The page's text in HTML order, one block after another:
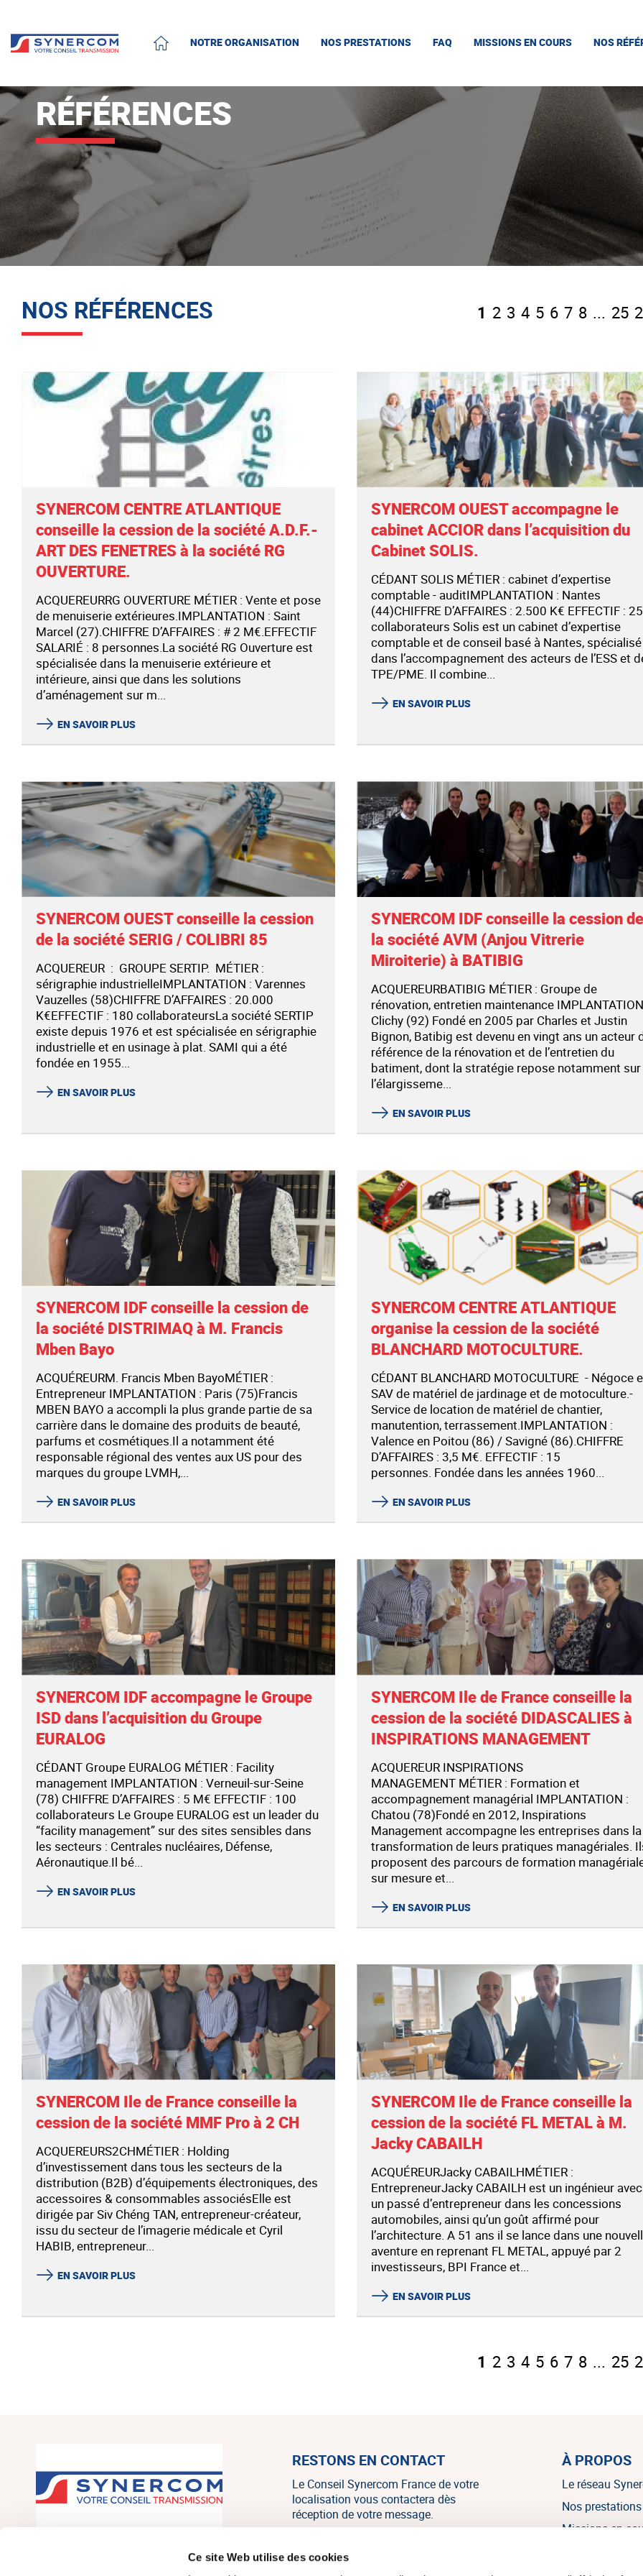
Ce site Web utilise des cookies
ACCUEIL
NOTRE ORGANISATION NOS PRESTATIONS FAQ MISSIONS EN COURS NOS
RÉFÉRENCES
NOS RÉFÉRENCES 1 2 3 4 5 6 7 8 ... 25
SYNERCOM CENTRE ATLANTIQUE
conseille la cession de la société A.D.F.-
ART DES FENETRES à la société RG
OUVERTURE.
ACQUEREURRG OUVERTURE MÉTIER : Vente et pose
de menuiserie extérieures.IMPLANTATION : Saint
Marcel (27).CHIFFRE D’AFFAIRES : # 2 M€.EFFECTIF
SALARIÉ : 8 personnes.La société RG Ouverture est
spécialisée dans la menuiserie extérieure et
intérieure, ainsi que dans les solutions
d’aménagement sur m...
EN SAVOIR PLUS
SYNERCOM OUEST accompagne le
cabinet ACCIOR dans l’acquisition du
Cabinet SOLIS.
CÉDANT SOLIS MÉTIER : cabinet d’expertise
comptable - auditIMPLANTATION : Nantes
(44)CHIFFRE D’AFFAIRES : 2.500 K€ EFFECTIF : 25
collaborateurs Solis est un cabinet d’expertise
comptable et de conseil basé à Nantes, spécialisé
dans l’accompagnement des acteurs de l’ESS et
TPE/PME. Il combine...
EN SAVOIR PLUS
SYNERCOM OUEST conseille la cession
de la société SERIG / COLIBRI 85
ACQUEREUR : GROUPE SERTIP. MÉTIER :
sérigraphie industrielleIMPLANTATION : Varennes
Vauzelles (58)CHIFFRE D’AFFAIRES : 20.000
K€EFFECTIF : 180 collaborateursLa société SERTIP
existe depuis 1976 et est spécialisée en sérigraphie
industrielle et en usinage à plat. SAMI qui a été
fondée en 1955...
EN SAVOIR PLUS
SYNERCOM IDF conseille la cession de
la société AVM (Anjou Vitrerie
Miroiterie) à BATIBIG
ACQUEREURBATIBIG MÉTIER : Groupe de
rénovation, entretien maintenance
Clichy (92) Fondé en 2005 par Charles et Justin
Bignon, Batibig est devenu en vingt ans un acteur
référence de la rénovation et de l’entretien du
batiment, dont la stratégie repose notamment sur
l’élargisseme...
EN SAVOIR PLUS
SYNERCOM IDF conseille la cession de
la société DISTRIMAQ à M. Francis
Mben Bayo
ACQUÉREURM. Francis Mben BayoMÉTIER :
Entrepreneur IMPLANTATION : Paris (75)Francis
MBEN BAYO a accompli la plus grande partie de sa
carrière dans le domaine des produits de beauté,
parfums et cosmétiques.Il a notamment été
responsable régional des ventes aux US pour des
marques du groupe LVMH,...
EN SAVOIR PLUS
SYNERCOM CENTRE ATLANTIQUE
organise la cession de la société
BLANCHARD MOTOCULTURE.
CÉDANT BLANCHARD MOTOCULTURE - Négoce
SAV de matériel de jardinage et de motoculture.-
Service de location de matériel de chantier,
manutention, terrassement.IMPLANTATION :
Valence en Poitou (86) / Savigné (86).CHIFFRE
D’AFFAIRES : 3,5 M€. EFFECTIF : 15
personnes. Fondée dans les années 1960...
EN SAVOIR PLUS
SYNERCOM IDF accompagne le Groupe
ISD dans l’acquisition du Groupe
EURALOG
CÉDANT Groupe EURALOG MÉTIER : Facility
management IMPLANTATION : Verneuil-sur-Seine
(78) CHIFFRE D’AFFAIRES : 5 M€ EFFECTIF : 100
collaborateurs Le Groupe EURALOG est un leader du
“facility management” sur des sites sensibles dans
les secteurs : Centrales nucléaires, Défense,
Aéronautique.Il bé...
EN SAVOIR PLUS
SYNERCOM Ile de France conseille la
cession de la société DIDASCALIES à
INSPIRATIONS MANAGEMENT
ACQUEREUR INSPIRATIONS
MANAGEMENT MÉTIER : Formation et
accompagnement managérial IMPLANTATION :
Chatou (78)Fondé en 2012, Inspirations
Management accompagne les entreprises dans la
transformation de leurs pratiques managériales.
proposent des parcours de formation
sur mesure et...
EN SAVOIR PLUS
SYNERCOM Ile de France conseille la
cession de la société MMF Pro à 2 CH
ACQUEREURS2CHMÉTIER : Holding
d’investissement dans tous les secteurs de la
distribution (B2B) d’équipements électroniques, des
accessoires & consommables associésElle est
dirigée par Siv Chéng TAN, entrepreneur-créateur,
issu du secteur de l’imagerie médicale et Cyril
HABIB, entrepreneur...
EN SAVOIR PLUS
SYNERCOM Ile de France conseille la
cession de la société FL METAL à M.
Jacky CABAILH
ACQUÉREURJacky CABAILHMÉTIER :
EntrepreneurJacky CABAILH est un ingénieur avec
un passé d’entrepreneur dans les concessions
automobiles, ainsi qu’un goût affirmé pour
l’architecture. A 51 ans il se lance dans une
aventure en reprenant FL METAL, appuyé par 2
investisseurs, BPI France et...
EN SAVOIR PLUS
1 2 3 4 5 6 7 8 ... 25
SYNERCOM France est un réseau
RESTONS EN CONTACT
Le Conseil Synercom France de votre
localisation vous contactera dès
réception de votre message.
NOUS CONTACTER
À PROPOS
Le réseau
Nos prestations
Missions en